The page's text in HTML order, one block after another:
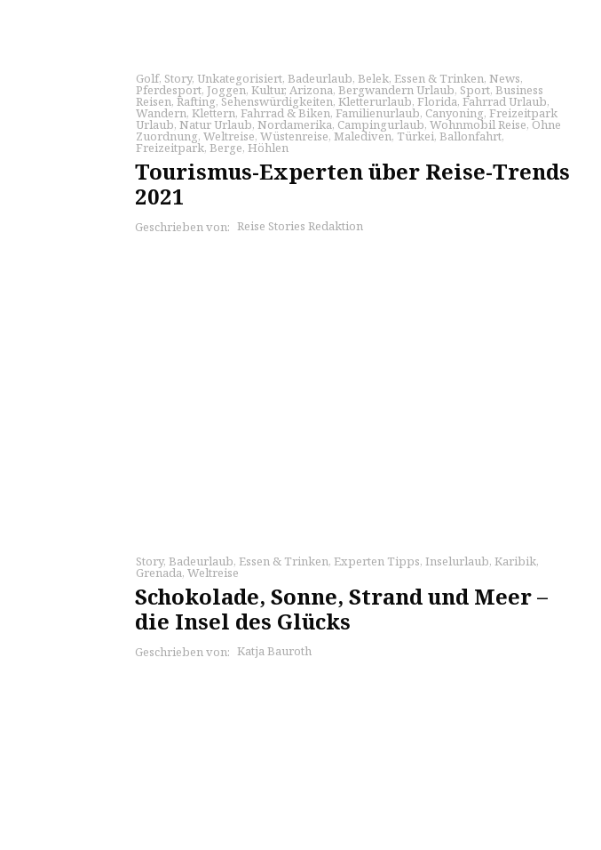
Golf, Story, Unkategorisiert, Badeurlaub, Belek, Essen & Trinken, News,
Pferdesport, Joggen, Kultur, Arizona, Bergwandern Urlaub, Sport, Business
Reisen, Rafting,Sehenswürdigkeiten, Kletterurlaub, Florida, Fahrrad Urlaub,
Wandern, Klettern, Fahrrad & Biken, Familienurlaub, Canyoning, Freizeitpark
Urlaub, Natur Urlaub, Nordamerika, Campingurlaub, Wohnmobil Reise,Ohne
Zuordnung, Weltreise, Wüstenreise, Malediven, Türkei, Ballonfahrt,
Freizeitpark, Berge, Höhlen
Tourismus-Experten über Reise-Trends
2021
Geschrieben von: Reise Stories Redaktion
Story, Badeurlaub, Essen & Trinken, Experten Tipps, Inselurlaub, Karibik,
Grenada, Weltreise
Schokolade, Sonne, Strand und Meer –
die Insel des Glücks
Geschrieben von: Katja Bauroth